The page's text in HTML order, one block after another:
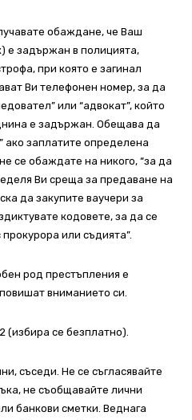
обаждане, че Ваш
е задържан в полицията,
при която е загинал
Ви телефонен номер, за да
или “адвокат”, който
е задържан. Обещава да
ако заплатите определена
се обаждате на никого, “за да
Ви среща за предаване на
да закупите ваучери за
кодовете, за да се
или съдията”.
род престъпления е
вниманието си.
(избира се безплатно).
съседи. Не се съгласявайте
не съобщавайте лични
банкови сметки. Веднага